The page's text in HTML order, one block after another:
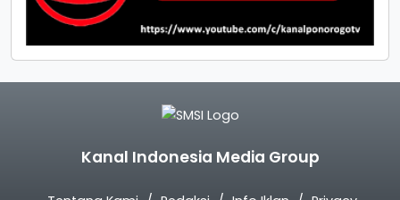
Kanal Indonesia Media Group